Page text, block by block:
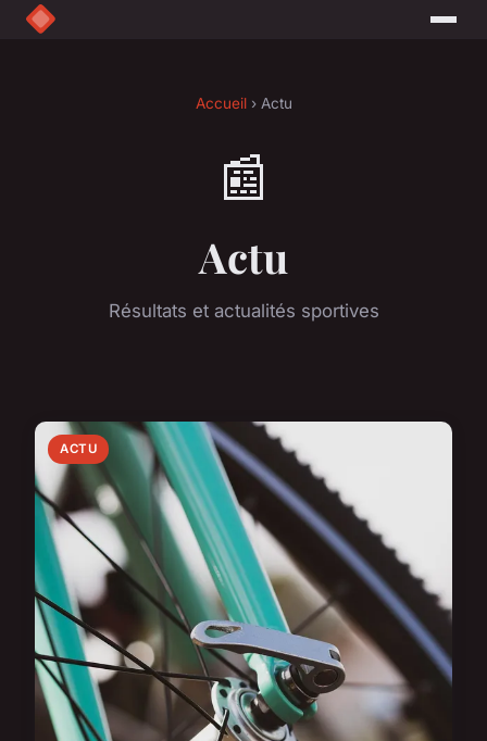
Accueil› Actu
📰
Actu
Résultats et actualités sportives
ACTU